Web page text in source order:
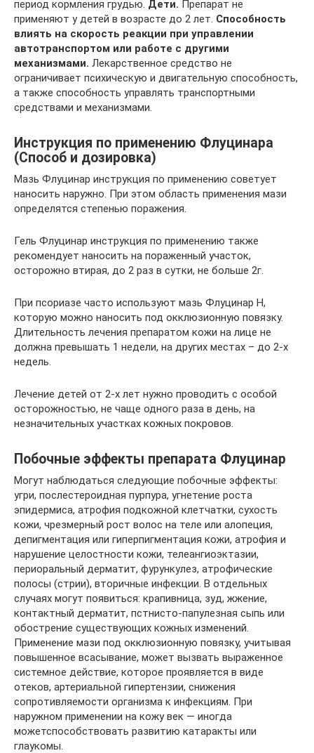
период кормления грудью. Дети. Препарат не
применяют у детей в возрасте до 2 лет. Способность
влиять на скорость реакции при управлении
автотранспортом или работе с другими
механизмами. Лекарственное средство не
ограничивает психическую и двигательную способность,
а также способность управлять транспортными
средствами и механизмами.
Инструкция по применению Флуцинара
(Способ и дозировка)
Мазь Флуцинар инструкция по применению советует
наносить наружно. При этом область применения мази
определятся степенью поражения.
Гель Флуцинар инструкция по применению также
рекомендует наносить на пораженный участок,
осторожно втирая, до 2 раз в сутки, не больше 2г.
При псориазе часто используют мазь Флуцинар Н,
которую можно наносить под окклюзионную повязку.
Длительность лечения препаратом кожи на лице не
должна превышать 1 недели, на других местах – до 2-х
недель.
Лечение детей от 2-х лет нужно проводить с особой
осторожностью, не чаще одного раза в день, на
незначительных участках кожных покровов.
Побочные эффекты препарата Флуцинар
Могут наблюдаться следующие побочные эффекты:
угри, послестероидная пурпура, угнетение роста
эпидермиса, атрофия подкожной клетчатки, сухость
кожи, чрезмерный рост волос на теле или алопеция,
депигментация или гиперпигментация кожи, атрофия и
нарушение целостности кожи, телеангиоэктазии,
периоральный дерматит, фурункулез, атрофические
полосы (стрии), вторичные инфекции. В отдельных
случаях могут появиться: крапивница, зуд, жжение,
контактный дерматит, пстнисто-папулезная сыпь или
обострение существующих кожных изменений.
Применение мази под окклюзионную повязку, учитывая
повышенное всасывание, может вызвать выраженное
системное действие, которое проявляется в виде
отеков, артериальной гипертензии, снижения
сопротивляемости организма к инфекциям. При
наружном применении на кожу век — иногда
можетспособствовать развитию катаракты или
глаукомы.